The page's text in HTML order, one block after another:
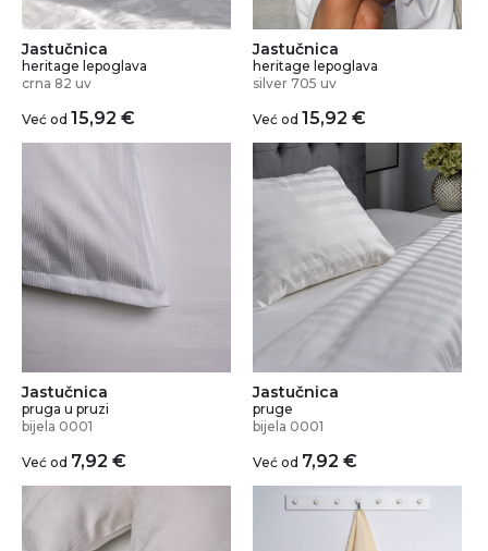
Jastučnica
heritage lepoglava
crna 82 uv
Već od 15,92 €
Jastučnica
heritage lepoglava
silver 705 uv
Već od 15,92 €
Jastučnica
pruga u pruzi
bijela 0001
Već od 7,92 €
Jastučnica
pruge
bijela 0001
Već od 7,92 €